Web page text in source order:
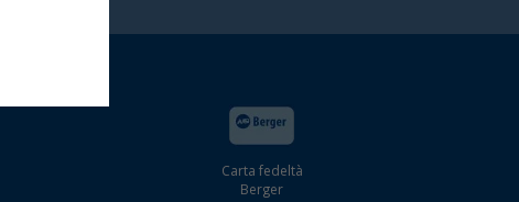
Carta fedeltà
Berger